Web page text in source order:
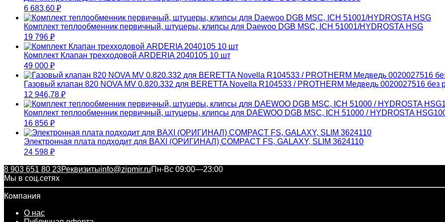
6 683,60 ₽
Комплект теплообменник первичный, штуцеры, клипсы для Daewoo DGB MSC, ICH 51001/HYDROSTA HSG
19 796 ₽
Комплект Клапан трехходовой ARDERIA 2040105 10 шт
49 000 ₽
Газовый клапан 820 NOVA MV 0.820.332 для BERETTA Novella R104533 / PROTHERM Медведь 0020027516 без
12 946,78 ₽
Комплект теплообменник первичный, штуцеры, клипсы для DAEWOO DGB MSC, ICH 51000 / HYDROSTA
16 856 ₽
Электронная плата подходит для BAXI (ОРИГИНАЛ) COMPACT FS, GALAXY, SLIM 3624110
24 598 ₽
8 903 651 80 23Реквизитыinfo@zipmir.ruПн-Вс 09:00—23:00
Мы в соц.сетях
Компания
О нас